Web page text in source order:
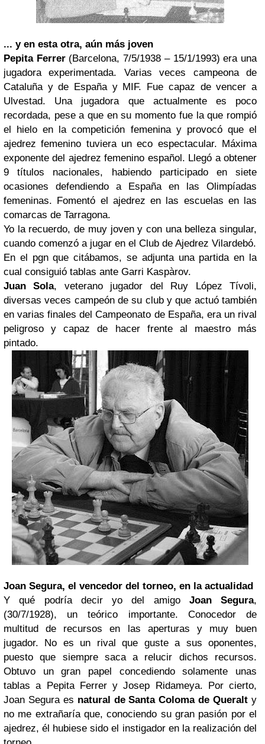
... y en esta otra, aún más joven
Pepita Ferrer(Barcelona, 7/5/1938 – 15/1/1993) era una
jugadora experimentada. Varias veces campeona de
Cataluña y de España y MIF. Fue capaz de vencer a
Ulvestad. Una jugadora que actualmente es poco
recordada, pese a que en su momento fue la que rompió
el hielo en la competición femenina y provocó que el
ajedrez femenino tuviera un eco espectacular. Máxima
exponente del ajedrez femenino español. Llegó a obtener
9 títulos nacionales, habiendo participado en siete
ocasiones defendiendo a España en las Olimpíadas
femeninas. Fomentó el ajedrez en las escuelas en las
comarcas de Tarragona.
Yo la recuerdo, de muy joven y con una belleza singular,
cuando comenzó a jugar en el Club de Ajedrez Vilardebó.
En el pgn que citábamos, se adjunta una partida en la
cual consiguió tablas ante Garri Kaspàrov.
Juan Sola, veterano jugador del Ruy López Tívoli,
diversas veces campeón de su club y que actuó también
en varias finales del Campeonato de España, era un rival
peligroso y capaz de hacer frente al maestro más
pintado.
Joan Segura, el vencedor del torneo, en la actualidad
Y qué podría decir yo del amigo Joan Segura,
(30/7/1928), un teórico importante. Conocedor de
multitud de recursos en las aperturas y muy buen
jugador. No es un rival que guste a sus oponentes,
puesto que siempre saca a relucir dichos recursos.
Obtuvo un gran papel concediendo solamente unas
tablas a Pepita Ferrer y Josep Ridameya. Por cierto,
Joan Segura es natural de Santa Coloma de Queralt y
no me extrañaría que, conociendo su gran pasión por el
ajedrez, él hubiese sido el instigador en la realización del